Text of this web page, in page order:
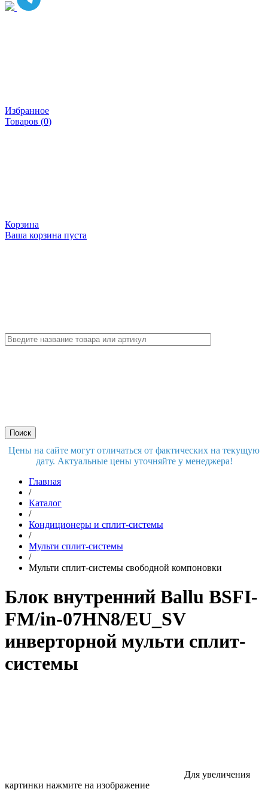
Избранное
Товаров (0)
Корзина
Ваша корзина пуста
Цены на сайте могут отличаться от фактических на текущую
дату. Актуальные цены уточняйте у менеджера!
Главная
/
Каталог
/
Кондиционеры и сплит-системы
/
Мульти сплит-системы
/
Мульти сплит-системы свободной компоновки
Блок внутренний Ballu BSFI-
FM/in-07HN8/EU_SV
инверторной мульти сплит-
системы
Для увеличения
картинки нажмите на изображение